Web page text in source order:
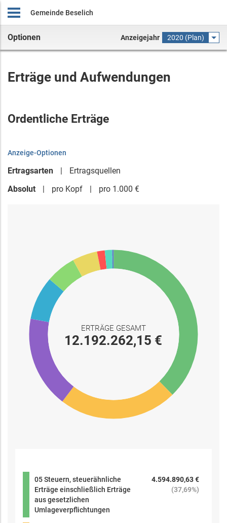
Gemeinde Beselich
Optionen Anzeigejahr 2020 (Plan)
Erträge und Aufwendungen
Ordentliche Erträge
Anzeige-Optionen
Ertragsarten
Ertragsquellen
Absolut
pro Kopf pro 1.000 €
ERTRÄGE GESAMT
12.192.262,15 €
05 Steuern, steuerähnliche
Erträge einschließlich Erträge
aus gesetzlichen
Umlageverpflichtungen
4.594.890,63 €
(37,69%)